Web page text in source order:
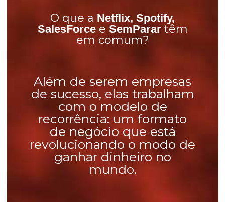
O que a Netflix, Spotify,
SalesForcee SemParartêm
em comum?
Além de serem empresas
de sucesso, elas trabalham
com o modelo de
recorrência: um formato
de negócio que está
revolucionando o modo de
ganhar dinheiro no
mundo.